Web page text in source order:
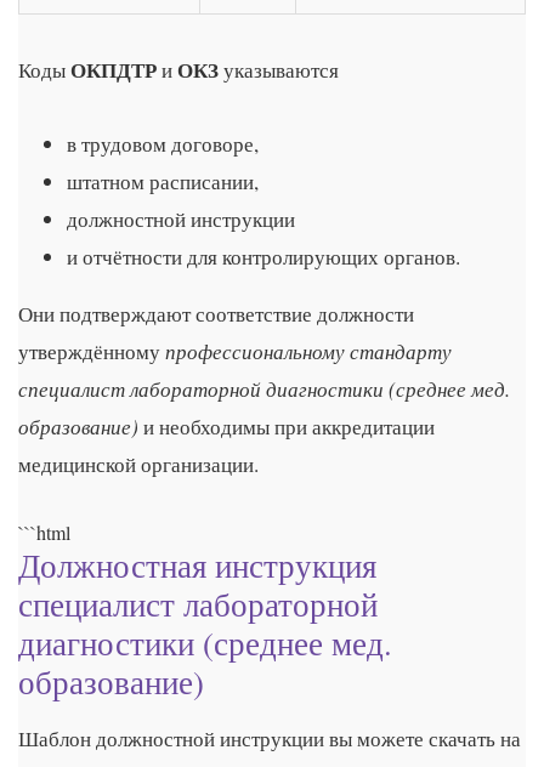
КодыОКПДТРиОКЗуказываются
в трудовом договоре,
штатном расписании,
должностной инструкции
и отчётности для контролирующих органов.
Они подтверждают соответствие должности
утверждённомупрофессиональному стандарту
специалист лабораторной диагностики (среднее мед.
образование) и необходимы при аккредитации
медицинской организации.
```html
Должностная инструкция
специалист лабораторной
диагностики (среднее мед.
образование)
Шаблон должностной инструкции вы можете скачать на